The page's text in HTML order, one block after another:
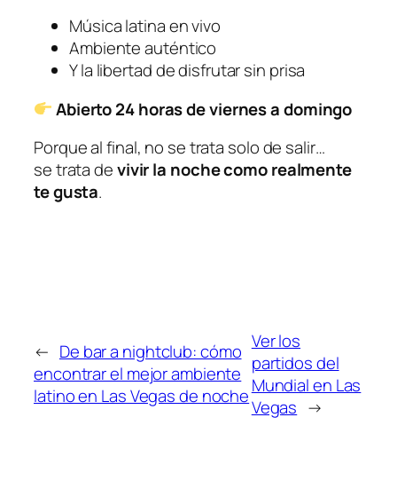
Música latina en vivo
Ambiente auténtico
Y la libertad de disfrutar sin prisa
Abierto 24 horas de viernes a domingo
Porque al final, no se trata solo de salir…
se trata devivir la noche como realmente
te gusta.
← De bar a nightclub: cómo
encontrar el mejor ambiente
latino en Las Vegas de noche
Ver los
partidos del
Mundial en Las
Vegas →